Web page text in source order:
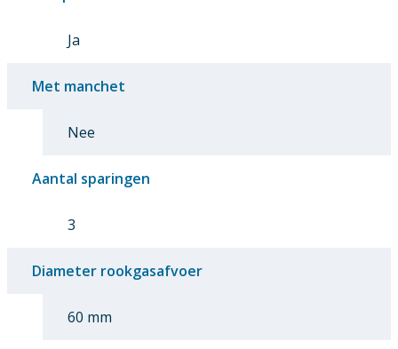
Ja
Met manchet
Nee
Aantal sparingen
3
Diameter rookgasafvoer
60 mm